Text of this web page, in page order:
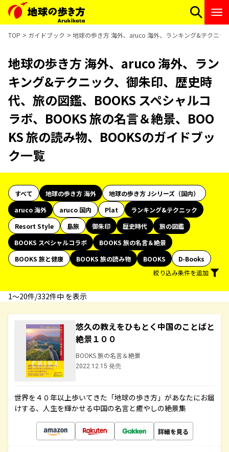
TOP ガイドブック 地球の歩き方 海外、aruco 海外、ランキング&テクニッ
地球の歩き方 海外、aruco 海外、ラン
キング&テクニック、御朱印、歴史時
代、旅の図鑑、BOOKS スペシャルコ
ラボ、BOOKS 旅の名言＆絶景、BOO
KS 旅の読み物、BOOKSのガイドブッ
ク一覧
すべて 地球の歩き方 海外
地球の歩き方 Jシリーズ（国内）
aruco 海外
aruco 国内 Plat
ランキング&テクニック
Resort Style
島旅 御朱印 歴史時代
旅の図鑑
BOOKS スペシャルコラボ
BOOKS 旅の名言＆絶景
BOOKS 旅と健康
BOOKS 旅の読み物 BOOKS
D-Books
絞り込み条件を追加
1〜20件/332件中 を表示
悠久の教えをひもとく中国のことばと
絶景１００
BOOKS 旅の名言＆絶景
2022.12.15 発売
世界を４０年以上歩いてきた「地球の歩き方」があなたにお届
けする、人生を輝かせる中国の名言と癒やしの絶景集
詳細を見る